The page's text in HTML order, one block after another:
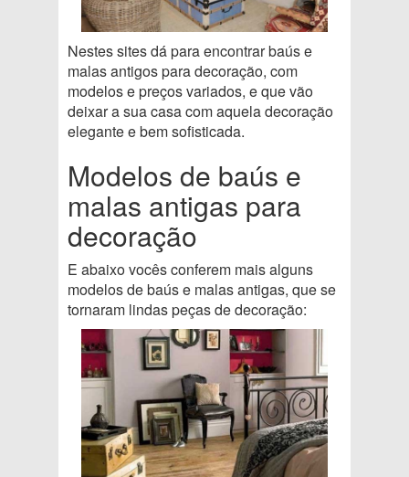
Nestes sites dá para encontrar baús e
malas antigos para decoração, com
modelos e preços variados, e que vão
deixar a sua casa com aquela decoração
elegante e bem sofisticada.
Modelos de baús e
malas antigas para
decoração
E abaixo vocês conferem mais alguns
modelos de baús e malas antigas, que se
tornaram lindas peças de decoração: